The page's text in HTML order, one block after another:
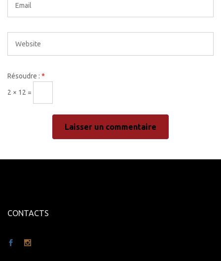
Résoudre : *
2 × 12 =
CONTACTS